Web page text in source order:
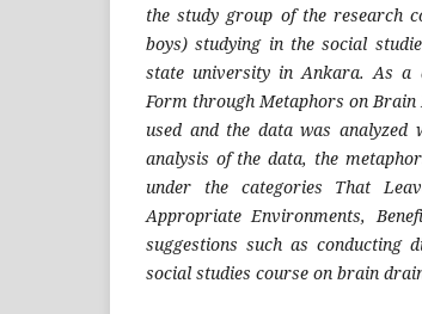
the study group of the research
boys) studying in the social
state university in Ankara. As a
Form through Metaphors on Brain
used and the data was
analysis of the data, the
under the categories That
Appropriate Environments,
suggestions such as conducting
social studies course on brain